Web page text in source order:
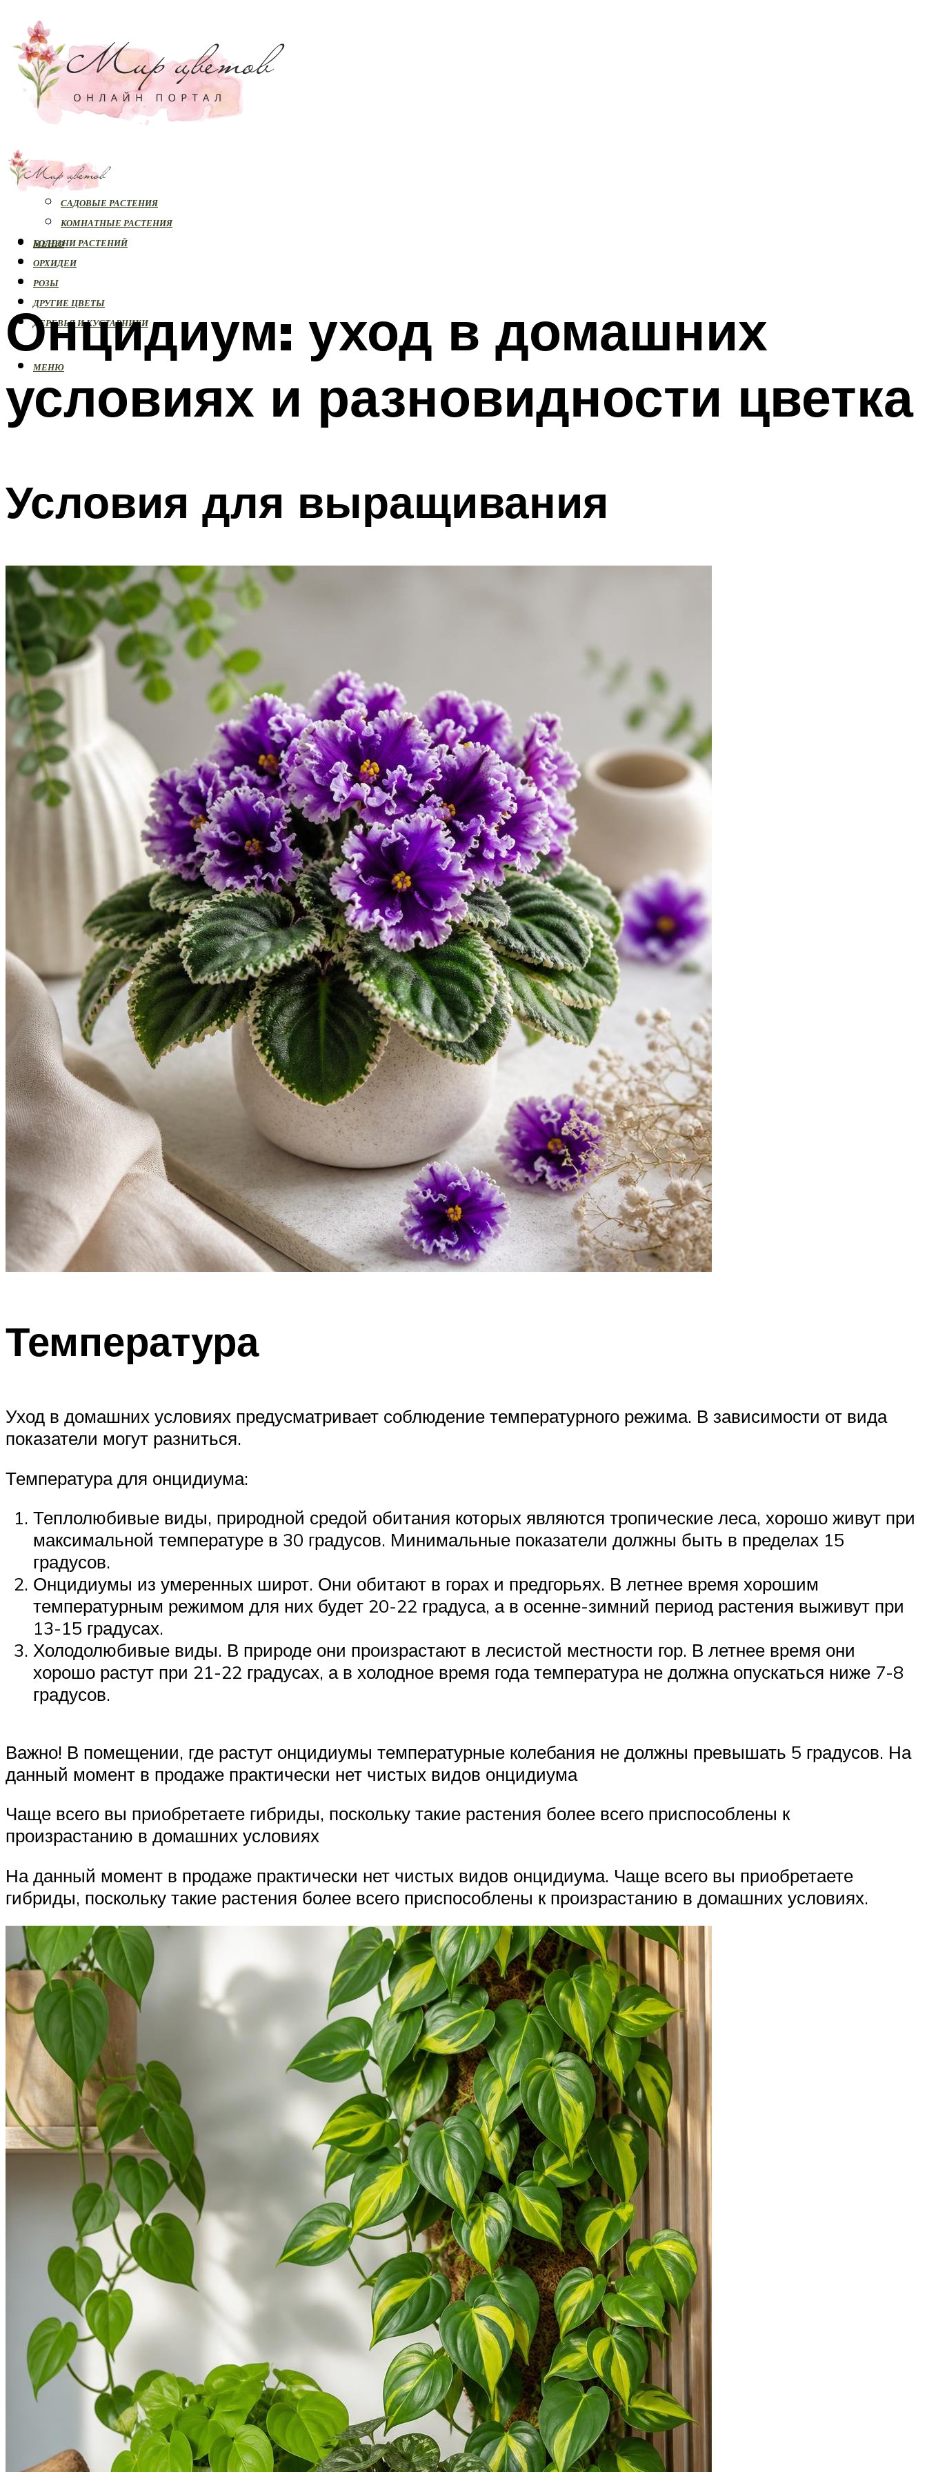
РАСТЕНИЯ
САДОВЫЕ РАСТЕНИЯ
КОМНАТНЫЕ РАСТЕНИЯ
БОЛЕЗНИ РАСТЕНИЙ
ОРХИДЕИ
РОЗЫ
ДРУГИЕ ЦВЕТЫ
ДЕРЕВЬЯ И КУСТАРНИКИ
МЕНЮ
МЕНЮ
Онцидиум: уход в домашних
условиях и разновидности цветка
Условия для выращивания
Температура
Уход в домашних условиях предусматривает соблюдение температурного режима. В зависимости от вида
показатели могут разниться.
Температура для онцидиума:
Теплолюбивые виды, природной средой обитания которых являются тропические леса, хорошо живут при
максимальной температуре в 30 градусов. Минимальные показатели должны быть в пределах 15
градусов.
Онцидиумы из умеренных широт. Они обитают в горах и предгорьях. В летнее время хорошим
температурным режимом для них будет 20-22 градуса, а в осенне-зимний период растения выживут при
13-15 градусах.
Холодолюбивые виды. В природе они произрастают в лесистой местности гор. В летнее время они
хорошо растут при 21-22 градусах, а в холодное время года температура не должна опускаться ниже 7-8
градусов.
Важно! В помещении, где растут онцидиумы температурные колебания не должны превышать 5 градусов. На
данный момент в продаже практически нет чистых видов онцидиума
Чаще всего вы приобретаете гибриды, поскольку такие растения более всего приспособлены к
произрастанию в домашних условиях
На данный момент в продаже практически нет чистых видов онцидиума. Чаще всего вы приобретаете
гибриды, поскольку такие растения более всего приспособлены к произрастанию в домашних условиях.